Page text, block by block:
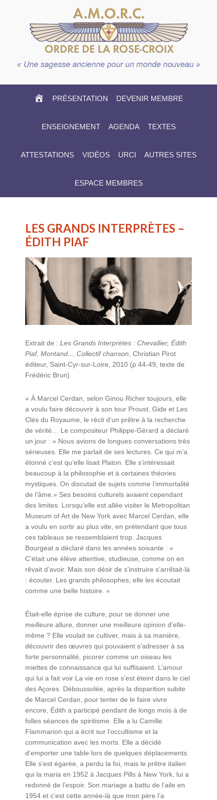
HOME
PRÉSENTATION DEVENIR MEMBRE
ENSEIGNEMENT AGENDA TEXTES
ATTESTATIONS VIDÉOS URCI AUTRES SITES
ESPACE MEMBRES
LES GRANDS INTERPRÈTES –
ÉDITH PIAF
Extrait de :Les Grands Interprètes : Chevallier, Édith
Piaf, Montand… Collectif chanson , Christian Pirot
éditeur, Saint-Cyr-sur-Loire, 2010 (p 44-49, texte de
Frédéric Brun)
« À Marcel Cerdan, selon Ginou Richer toujours, elle
a voulu faire découvrir à son tour Proust, Gide et Les
Clés du Royaume, le récit d’un prêtre à la recherche
de vérité… Le compositeur Philippe-Gérard a déclaré
un jour : « Nous avions de longues conversations très
sérieuses. Elle me parlait de ses lectures. Ce qui m’a
étonné c’est qu’elle lisait Platon. Elle s’intéressait
beaucoup à la philosophie et à certaines théories
mystiques. On discutait de sujets comme l’immortalité
de l’âme.» Ses besoins culturels avaient cependant
des limites. Lorsqu’elle est allée visiter le Metropolitan
Museum of Art de New York avec Marcel Cerdan, elle
a voulu en sortir au plus vite, en prétendant que tous
ces tableaux se ressemblaient trop. Jacques
Bourgeat a déclaré dans les années soixante : «
C’était une élève attentive, studieuse, comme on en
rêvait d’avoir. Mais son désir de s’instruire s’arrêtait-là
: écouter. Les grands philosophes, elle les écoutait
comme une belle histoire. »
Était-elle éprise de culture, pour se donner une
meilleure allure, donner une meilleure opinion d’elle-
même ? Elle voulait se cultiver, mais à sa manière,
découvrir des œuvres qui pouvaient s’adresser à sa
forte personnalité, picorer comme un oiseau les
miettes de connaissance qui lui suffisaient. L’amour
qui lui a fait voir La vie en rose s’est éteint dans le ciel
des Açores. Déboussolée, après la disparition subite
de Marcel Cerdan, pour tenter de le faire vivre
encore, Édith a participé pendant de longs mois à de
folles séances de spiritisme. Elle a lu Camille
Flammarion qui a écrit sur l’occultisme et la
communication avec les morts. Elle a décidé
d’emporter une table lors de quelques déplacements.
Elle s’est égarée, a perdu la foi, mais le prêtre italien
qui la maria en 1952 à Jacques Pills à New York, lui a
redonné de l’espoir. Son mariage a battu de l’aile en
1954 et c’est cette année-là que mon père l’a